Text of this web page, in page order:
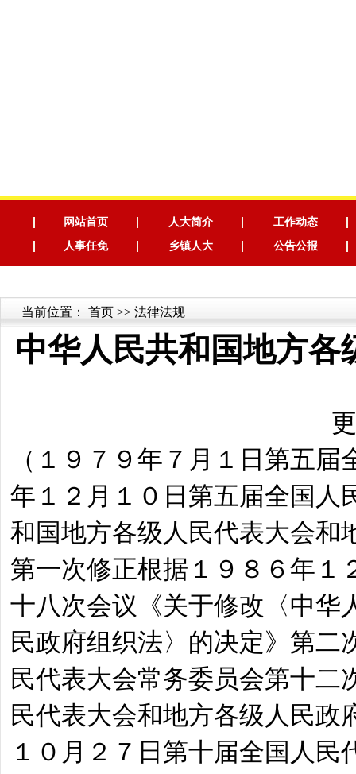
网站首页 人大简介
工作动态
人事任免
乡镇人大 公告公报
当前位置： 首页 >> 法律法规
中华人民共和国地方
（１９７９年７月１日第五
年１２月１０日第五届全国人
和国地方各级人民代表大会和
第一次修正根据１９８６年１
十八次会议《关于修改〈中华
民政府组织法〉的决定》第二
民代表大会常务委员会第十二
民代表大会和地方各级人民政
１０月２７日第十届全国人